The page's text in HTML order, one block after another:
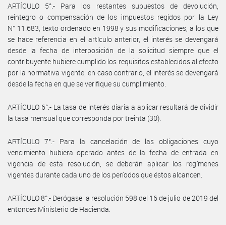
ARTÍCULO 5°.- Para los restantes supuestos de devolución,
reintegro o compensación de los impuestos regidos por la Ley
N° 11.683, texto ordenado en 1998 y sus modificaciones, a los que
se hace referencia en el artículo anterior, el interés se devengará
desde la fecha de interposición de la solicitud siempre que el
contribuyente hubiere cumplido los requisitos establecidos al efecto
por la normativa vigente; en caso contrario, el interés se devengará
desde la fecha en que se verifique su cumplimiento.
ARTÍCULO 6°.- La tasa de interés diaria a aplicar resultará de dividir
la tasa mensual que corresponda por treinta (30).
ARTÍCULO 7°.- Para la cancelación de las obligaciones cuyo
vencimiento hubiera operado antes de la fecha de entrada en
vigencia de esta resolución, se deberán aplicar los regímenes
vigentes durante cada uno de los períodos que éstos alcancen.
ARTÍCULO 8°.- Derógase la resolución 598 del 16 de julio de 2019 del
entonces Ministerio de Hacienda.